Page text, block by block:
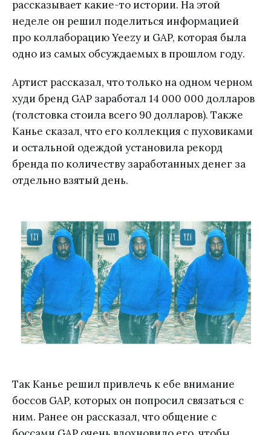
рассказывает какие-то истории. На этой
неделе он решил поделиться информацией
про коллаборацию Yeezy и GAP, которая была
одно из самых обсуждаемых в прошлом году.
Артист рассказал, что только на одном черном
худи бренд GAP заработал 14 000 000 долларов
(толстовка стоила всего 90 долларов). Также
Канье сказал, что его коллекция с пуховиками
и остальной одеждой установила рекорд
бренда по количеству заработанных денег за
отдельно взятый день.
Так Канье решил привлечь к ебе внимание
боссов GAP, которых он попросил связаться с
ним. Ранее он рассказал, что общение с